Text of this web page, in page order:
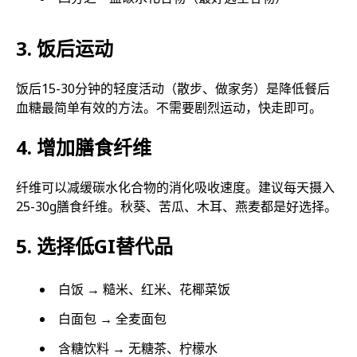
3. 饭后运动
饭后15-30分钟的轻度活动（散步、做家务）是降低餐后
血糖最简单有效的方法。不需要剧烈运动，快走即可。
4. 增加膳食纤维
纤维可以减缓碳水化合物的消化吸收速度。建议每天摄入
25-30g膳食纤维。秋葵、苦瓜、木耳、燕麦都是好选择。
5. 选择低GI替代品
白饭 → 糙米、红米、花椰菜饭
白面包 → 全麦面包
含糖饮料 → 无糖茶、柠檬水